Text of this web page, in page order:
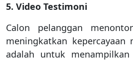
5. Video Testimoni
Calon pelanggan
meningkatkan kepercayaan
adalah untuk